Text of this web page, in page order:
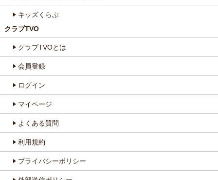
キッズくらぶ
クラブTVO
クラブTVOとは
会員登録
ログイン
マイページ
よくある質問
利用規約
プライバシーポリシー